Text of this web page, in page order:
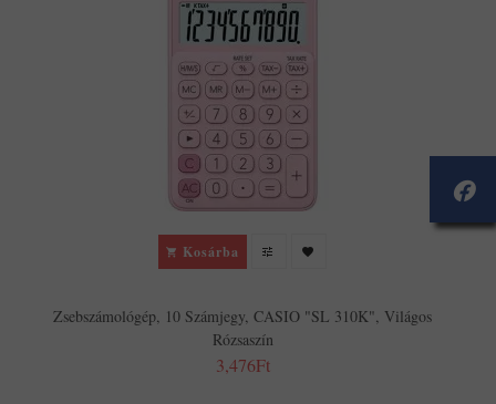
Kosárba
Zsebszámológép, 10 Számjegy, CASIO "SL 310K", Világos
Rózsaszín
3,476Ft